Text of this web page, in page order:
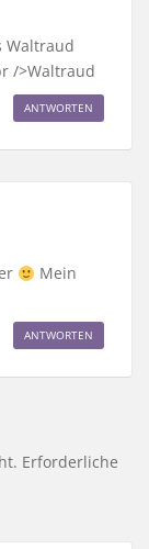
Waltraud
/>Waltraud
ANTWORTEN
Mein
ANTWORTEN
Erforderliche